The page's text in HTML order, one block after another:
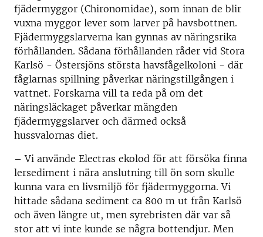
fjädermyggor (Chironomidae), som innan de blir
vuxna myggor lever som larver på havsbottnen.
Fjädermyggslarverna kan gynnas av näringsrika
förhållanden. Sådana förhållanden råder vid Stora
Karlsö - Östersjöns största havsfågelkoloni - där
fåglarnas spillning påverkar näringstillgången i
vattnet. Forskarna vill ta reda på om det
näringsläckaget påverkar mängden
fjädermyggslarver och därmed också
hussvalornas diet.
– Vi använde Electras ekolod för att försöka finna
lersediment i nära anslutning till ön som skulle
kunna vara en livsmiljö för fjädermyggorna. Vi
hittade sådana sediment ca 800 m ut från Karlsö
och även längre ut, men syrebristen där var så
stor att vi inte kunde se några bottendjur. Men